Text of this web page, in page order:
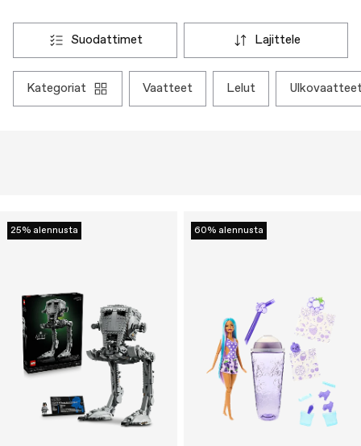
suodattimet lajittele
kategoriat vaatteet lelut
25% alennusta 60% alennusta